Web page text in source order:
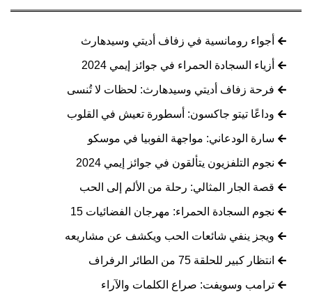
أجواء رومانسية في زفاف أديتي وسيدهارث
أزياء السجادة الحمراء في جوائز إيمي 2024
فرحة زفاف أديتي وسيدهارث: لحظات لا تُنسى
وداعًا تيتو جاكسون: أسطورة تعيش في القلوب
سارة الودعاني: مواجهة الفوبيا في موسكو
نجوم التلفزيون يتألقون في جوائز إيمي 2024
قصة الجار المثالي: رحلة من الألم إلى الحب
نجوم السجادة الحمراء: مهرجان الفضائيات 15
ويجز ينفي شائعات الحب ويكشف عن مشاريعه
انتظار كبير للحلقة 75 من الطائر الرفراف
ترامب وسويفت: صراع الكلمات والآراء